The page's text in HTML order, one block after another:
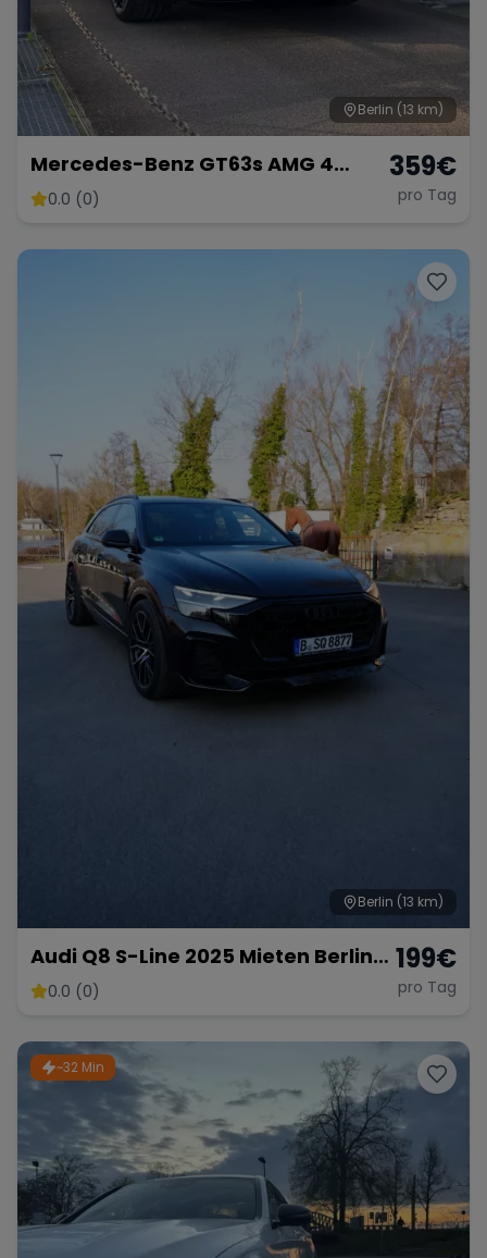
Bentley
Bugatti Lotus Maserati
Berlin (13 km)
Mercedes-Benz GT63s AMG 4
Türer Coupé
0.0 (0)
359€
pro Tag
Berlin (13 km)
Audi Q8 S-Line 2025 Mieten Berlin⎹
hochzeitauto Mieten⎹
0.0 (0)
199€
pro Tag
~32 Min